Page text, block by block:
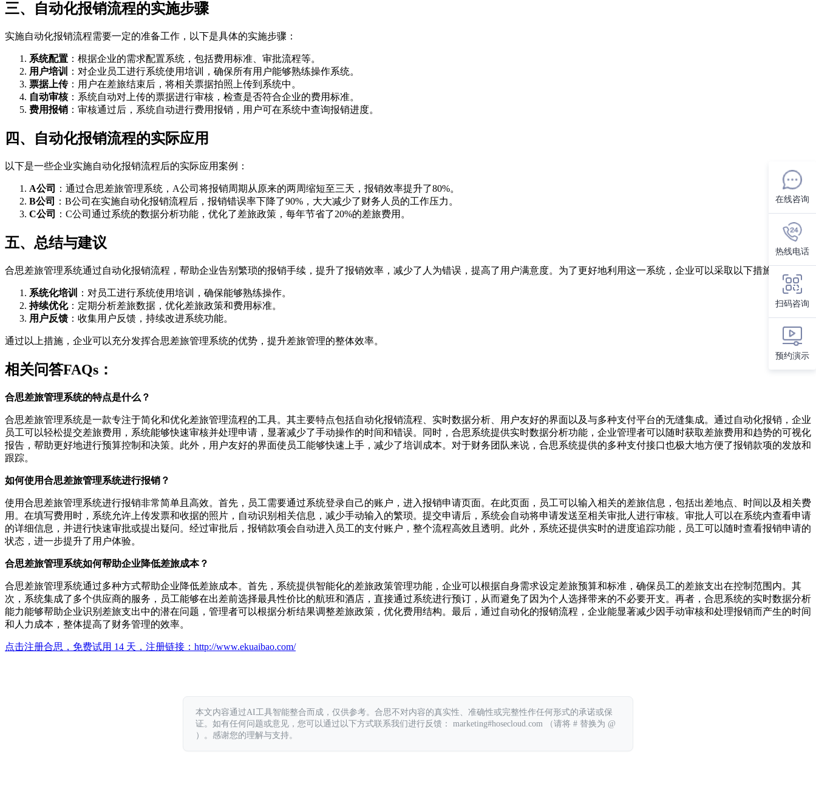
三、自动化报销流程的实施步骤
实施自动化报销流程需要一定的准备工作，以下是具体的实施步骤：
系统配置 ：根据企业的需求配置系统，包括费用标准、审批流程等。
用户培训
：对企业员工进行系统使用培训，确保所有用户能够熟练操作系统。
票据上传：用户在差旅结束后，将相关票据拍照上传到系统中。
自动审核：系统自动对上传的票据进行审核，检查是否符合企业的费用标准。
费用报销 ：审核通过后，系统自动进行费用报销，用户可在系统中查询报销进度。
四、自动化报销流程的实际应用
以下是一些企业实施自动化报销流程后的实际应用案例：
A公司
：通过合思差旅管理系统，A公司将报销周期从原来的两周缩短至三天，报销效率提升了80%。
B公司
：B公司在实施自动化报销流程后，报销错误率下降了90%，大大减少了财务人员的工作压力。
C公司
：C公司通过系统的数据分析功能，优化了差旅政策，每年节省了20%的差旅费用。
五、总结与建议
合思差旅管理系统通过自动化报销流程，帮助企业告别繁琐的报销手续，提升了报销效率，减少了人为错误，提高了用户满意度。为了更好地利用这一系统，企业可以采取以下措施：
系统化培训
：对员工进行系统使用培训，确保能够熟练操作。
持续优化：定期分析差旅数据，优化差旅政策和费用标准。
用户反馈 ：收集用户反馈，持续改进系统功能。
通过以上措施，企业可以充分发挥合思差旅管理系统的优势，提升差旅管理的整体效率。
相关问答FAQs：
合思差旅管理系统的特点是什么？
合思差旅管理系统是一款专注于简化和优化差旅管理流程的工具。其主要特点包括自动化报销流程、实时数据分析、用户友好的界面以及与多种支付平台的无缝集成。通过自动化报销，企业
员工可以轻松提交差旅费用，系统能够快速审核并处理申请，显著减少了手动操作的时间和错误。同时，合思系统提供实时数据分析功能，企业管理者可以随时获取差旅费用和趋势的可视化
报告，帮助更好地进行预算控制和决策。此外，用户友好的界面使员工能够快速上手，减少了培训成本。对于财务团队来说，合思系统提供的多种支付接口也极大地方便了报销款项的发放和
跟踪。
如何使用合思差旅管理系统进行报销？
使用合思差旅管理系统进行报销非常简单且高效。首先，员工需要通过系统登录自己的账户，进入报销申请页面。在此页面，员工可以输入相关的差旅信息，包括出差地点、时间以及相关费
用。在填写费用时，系统允许上传发票和收据的照片，自动识别相关信息，减少手动输入的繁琐。提交申请后，系统会自动将申请发送至相关审批人进行审核。审批人可以在系统内查看申请
的详细信息，并进行快速审批或提出疑问。经过审批后，报销款项会自动进入员工的支付账户，整个流程高效且透明。此外，系统还提供实时的进度追踪功能，员工可以随时查看报销申请的
状态，进一步提升了用户体验。
合思差旅管理系统如何帮助企业降低差旅成本？
合思差旅管理系统通过多种方式帮助企业降低差旅成本。首先，系统提供智能化的差旅政策管理功能，企业可以根据自身需求设定差旅预算和标准，确保员工的差旅支出在控制范围内。其
次，系统集成了多个供应商的服务，员工能够在出差前选择最具性价比的航班和酒店，直接通过系统进行预订，从而避免了因为个人选择带来的不必要开支。再者，合思系统的实时数据分析
能力能够帮助企业识别差旅支出中的潜在问题，管理者可以根据分析结果调整差旅政策，优化费用结构。最后，通过自动化的报销流程，企业能显著减少因手动审核和处理报销而产生的时间
和人力成本，整体提高了财务管理的效率。
点击注册合思，免费试用 14 天，注册链接： http://www.ekuaibao.com/
本文内容通过AI工具智能整合而成，仅供参考。合思不对内容的真实性、准确性或完整性作任何形式的承诺或保
证。如有任何问题或意见，您可以通过以下方式联系我们进行反馈： marketing#hosecloud.com （请将 # 替换为 @
）。感谢您的理解与支持。
在线咨询
热线电话
扫码咨询
预约演示